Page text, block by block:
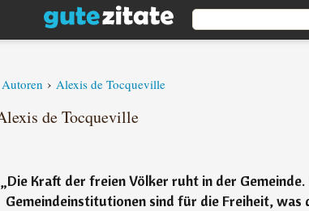
Autoren › Alexis de Tocqueville
de Tocqueville
„Die Kraft der freien Völker ruht in der Gemeinde.
Gemeindeinstitutionen sind für die Freiheit, was